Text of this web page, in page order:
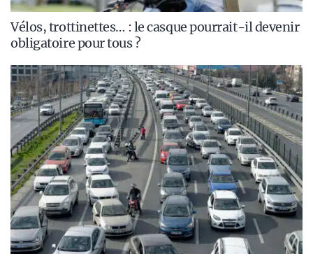
Vélos, trottinettes… : le casque pourrait-il devenir
obligatoire pour tous ?